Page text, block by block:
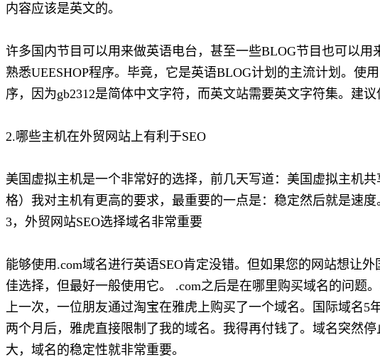
内容应该是英文的。
许多国内节目可以用来做英语电台，甚至一些BLOG节目也可以用
熟悉UEESHOP程序。毕竟，它是英语BLOG计划的主流计划。使
序，因为gb2312是简体中文字符，而英文站需要英文字符集。建议
2.哪些主机在外贸网站上有利于SEO
美国虚拟主机是一个非常好的选择，前几天写道：美国虚拟主机
格）我对主机有更高的要求，最重要的一点是：稳定然后就是速度
3，外贸网站SEO选择域名非常重要
能够使用.com域名进行英语SEO肯定没错。但如果您的网站想让
佳选择，但最好一般使用它。 .com之后是在哪里购买域名的问题
上一次，一位朋友通过淘宝在雅虎上购买了一个域名。国际域名5
两个月后，雅虎直接限制了我的域名。我得再付钱了。域名突然
大，域名的稳定性就非常重要。